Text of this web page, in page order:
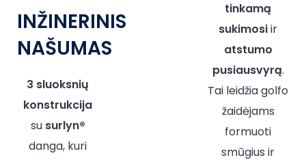
INŽINERINIS
NAŠUMAS
3 sluoksnių
konstrukcija
su surlyn®
danga, kuri
tinkamą
sukimosiir
atstumo
pusiausvyrą.
Tai leidžia golfo
žaidėjams
formuoti
smūgius ir